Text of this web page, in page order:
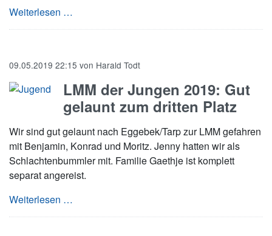
Weiterlesen …
09.05.2019 22:15 von Harald Todt
LMM der Jungen 2019: Gut
gelaunt zum dritten Platz
Wir sind gut gelaunt nach Eggebek/Tarp zur LMM gefahren
mit Benjamin, Konrad und Moritz. Jenny hatten wir als
Schlachtenbummler mit. Familie Gaethje ist komplett
separat angereist.
Weiterlesen …